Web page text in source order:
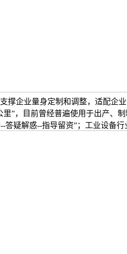
撑企业量身定制和调整，适配企
里”，目前曾经普遍使用于出产、
答疑解惑--指导留资”；工业设备